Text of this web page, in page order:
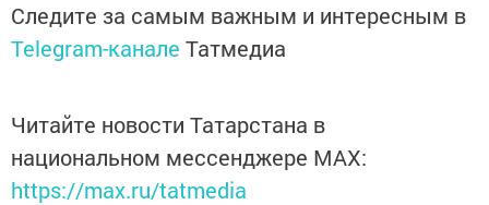
Следите за самым важным и интересным в
Telegram-канале Татмедиа
Читайте новости Татарстана в
национальном мессенджере MАХ:
https://max.ru/tatmedia